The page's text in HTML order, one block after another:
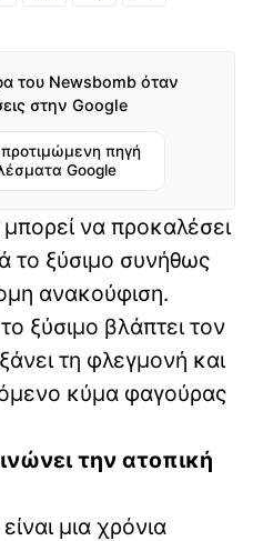
του Newsbomb όταν
στην Google
πηγή
Google
μπορεί να προκαλέσει
το ξύσιμο συνήθως
ανακούφιση.
ξύσιμο βλάπτει τον
τη φλεγμονή και
κύμα φαγούρας
την ατοπική
μια χρόνια